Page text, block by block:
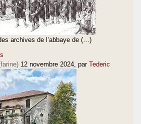
archives de l’abbaye de (…)
12 novembre 2024 , par Tederic